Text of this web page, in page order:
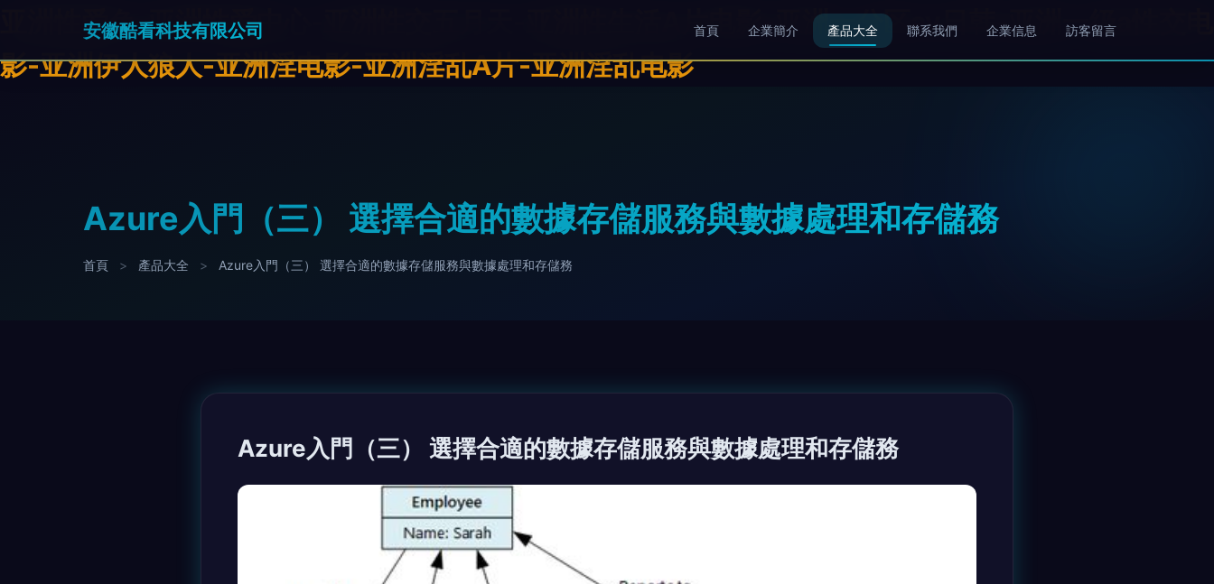
亚洲性爱色-亚洲性爱中心-亚洲性交五月天-亚洲性生活A片电影-亚洲一分区av日韩-亚洲一级a性交电
影-亚洲伊人狼人-亚洲淫电影-亚洲淫乱A片-亚洲淫乱电影
安徽酷看科技有限公司 首頁 企業簡介 產品大全 聯系我們 企業信息 訪客留言
Azure入門（三） 選擇合適的數據存儲服務與數據處理和存儲務
首頁 > 產品大全 > Azure入門（三） 選擇合適的數據存儲服務與數據處理和存儲務
Azure入門（三） 選擇合適的數據存儲服務與數據處理和存儲務